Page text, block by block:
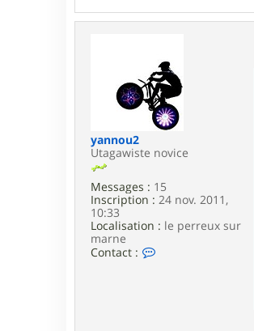
n
t
t
e
r
p
a
x
yannou2
Utagawiste novice
Messages : 15
Inscription : 24 nov. 2011,
10:33
Localisation : le perreux sur
marne
Contact :